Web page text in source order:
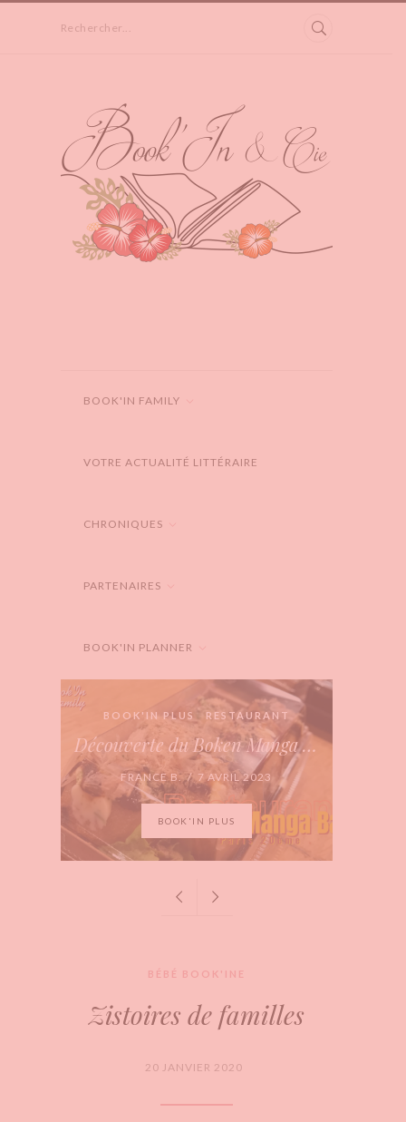
Rechercher...
BOOK'IN FAMILY
VOTRE ACTUALITÉ LITTÉRAIRE
CHRONIQUES
PARTENAIRES
BOOK'IN PLANNER
BOOK'IN PLUS RESTAURANT
Découverte du Boken Manga Bar
FRANCE B. / 7 AVRIL 2023
BOOK'IN PLUS
BÉBÉ BOOK'INE
Zistoires de familles
20 JANVIER 2020